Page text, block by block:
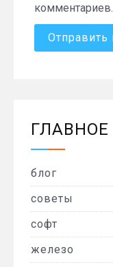
комментариев.
ГЛАВНОЕ
блог
советы
софт
железо